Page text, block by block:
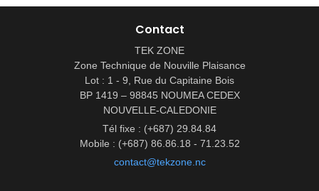
Contact
TEK ZONE
Zone Technique de Nouville Plaisance
Lot : 1 - 9, Rue du Capitaine Bois
BP 1419 – 98845 NOUMEA CEDEX
NOUVELLE-CALEDONIE
Tél fixe : (+687) 29.84.84
Mobile : (+687) 86.86.18 - 71.23.52
contact@tekzone.nc